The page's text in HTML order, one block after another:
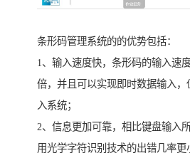
条形码管理系统的的优势包括：
1、输入速度快，条形码的输入速
倍，并且可以实现即时数据输入
入系统；
2、信息更加可靠，相比键盘输入
用光学字符识别技术的出错几率更